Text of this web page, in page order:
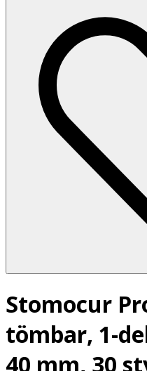
Stomocur
tömbar, 1-
40 mm, 30